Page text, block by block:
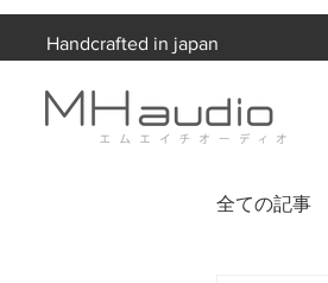
Handcrafted in japan
全ての記事